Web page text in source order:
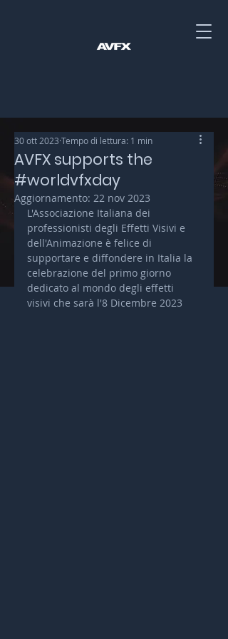
AVFX supports the
#worldvfxday
30 ott 2023 Tempo di lettura: 1 min
Aggiornamento: 22 nov 2023
L'Associazione Italiana dei
professionisti degli Effetti Visivi e
dell'Animazione è felice di
supportare e diffondere in Italia la
celebrazione del primo giorno
dedicato al mondo degli effetti
visivi che sarà l'8 Dicembre 2023